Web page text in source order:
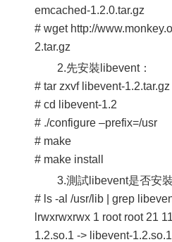
emcached-1.2.0.tar.gz
# wget http://
2.tar.gz
2.先安裝libevent：
# tar zxvf libevent-1.2.tar.gz
# cd libevent-1.2
# ./configure –prefix=/usr
# make
# make install
3.測試libevent是否安
# ls -al /usr/lib | grep
lrwxrwxrwx 1 root root 21
1.2.so.1 -> libevent-